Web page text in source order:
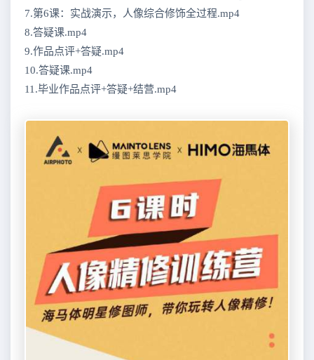
7.第6课：实战演示，人像综合修饰全过程.mp4
8.答疑课.mp4
9.作品点评+答疑.mp4
10.答疑课.mp4
11.毕业作品点评+答疑+结营.mp4